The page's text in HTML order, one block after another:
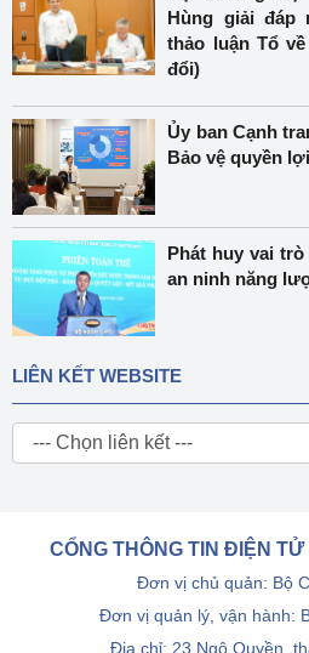
Hùng giải đáp
thảo luận Tổ
đổi)
Ủy ban Cạnh
Bảo vệ quyền
Phát huy vai
an ninh năng
LIÊN KẾT WEBSITE
CỔNG THÔNG TIN ĐIỆN
Đơn vị chủ quản: Bộ
Đơn vị quản lý, vận hành:
Địa chỉ: 23 Ngô Quyền,